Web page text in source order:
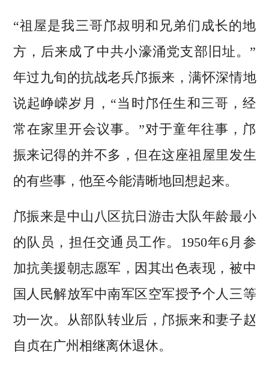
“祖屋是我三哥邝叔明和兄弟们成长的地
方，后来成了中共小濠涌党支部旧址。”
年过九旬的抗战老兵邝振来，满怀深情地
说起峥嵘岁月，“当时邝任生和三哥，经
常在家里开会议事。”对于童年往事，邝
振来记得的并不多，但在这座祖屋里发生
的有些事，他至今能清晰地回想起来。
邝振来是中山八区抗日游击大队年龄最小
的队员，担任交通员工作。1950年6月参
加抗美援朝志愿军，因其出色表现，被中
国人民解放军中南军区空军授予个人三等
功一次。从部队转业后，邝振来和妻子赵
自贞在广州相继离休退休。